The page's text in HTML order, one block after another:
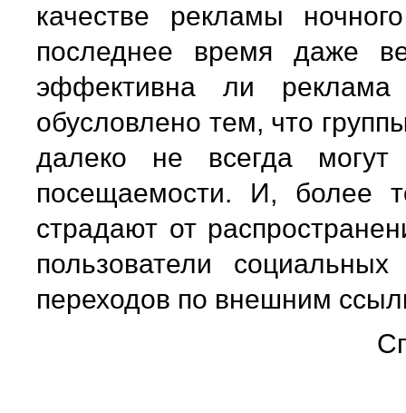
качестве рекламы
последнее время даже
эффективна ли
обусловлено тем, что
далеко не всегда могут
посещаемости. И, более
страдают от
пользователи
переходов по внешним